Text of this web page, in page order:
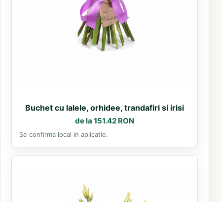
Buchet cu lalele, orhidee, trandafiri si irisi
de la 151.42 RON
Se confirma local in aplicatie.